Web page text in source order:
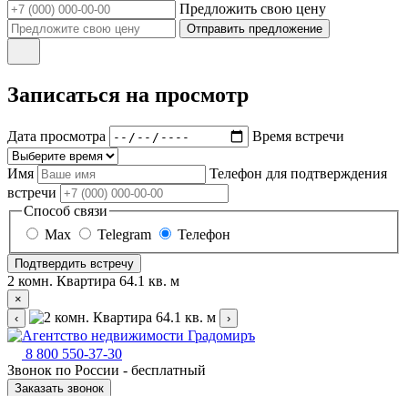
Предложить свою цену
Отправить предложение
Записаться на просмотр
Дата просмотра Время встречи
Имя
Телефон для подтверждения
встречи
Способ связи
Max
Telegram Телефон
Подтвердить встречу
2 комн. Квартира 64.1 кв. м
×
‹
›
8 800 550-37-30
Звонок по России - бесплатный
Заказать звонок